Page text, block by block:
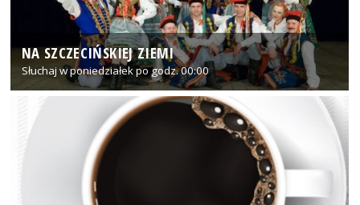
NA SZCZECIŃSKIEJ ZIEMI
Słuchaj w poniedziałek po godz. 00:00